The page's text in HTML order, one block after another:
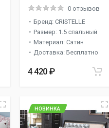
0 отзывов
Бренд: CRISTELLE
Размер: 1.5 спальный
Материал: Сатин
Доставка: Бесплатно
4 420 ₽
НОВИНКА